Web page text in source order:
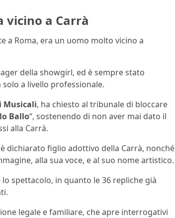
vicino a Carrà
a Roma, era un uomo molto vicino a
della showgirl, ed è sempre stato
a livello professionale.
Musicali, ha chiesto al tribunale di bloccare
Ballo“, sostenendo di non aver mai dato il
alla Carrà.
dichiarato figlio adottivo della Carrà, nonché
alla sua voce, e al suo nome artistico.
spettacolo, in quanto le 36 repliche già
legale e familiare, che apre interrogativi